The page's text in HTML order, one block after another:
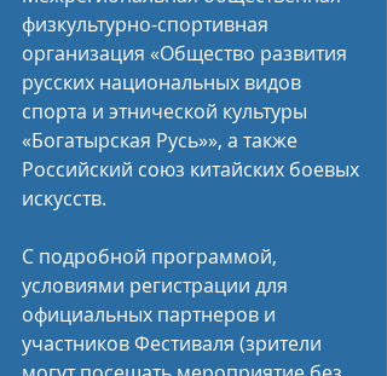
физкультурно-спортивная
организация «Общество развития
русских национальных видов
спорта и этнической культуры
«Богатырская Русь»», а также
Российский союз китайских боевых
искусств.
С подробной программой,
условиями регистрации для
официальных партнеров и
участников Фестиваля (зрители